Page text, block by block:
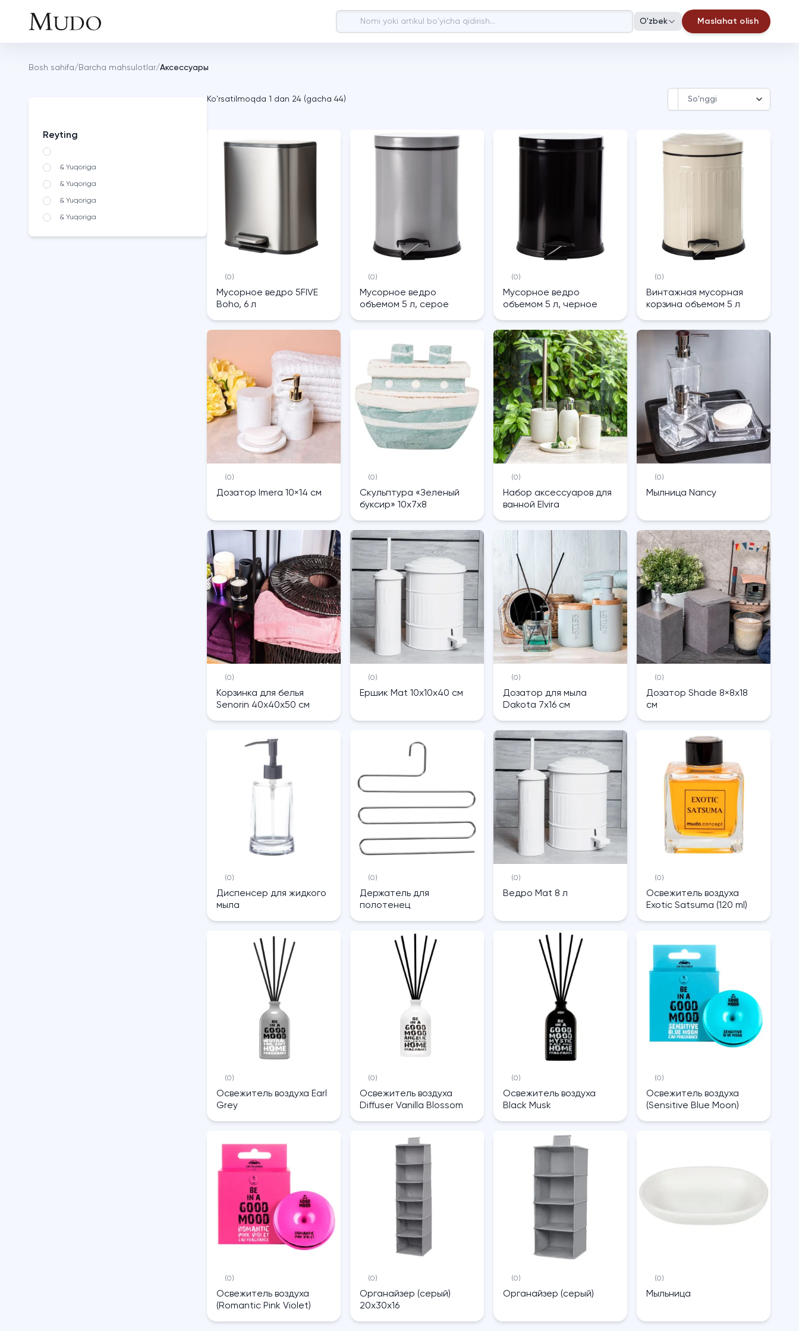
O'zbek Maslahat olish
Bosh sahifa/ Barcha mahsulotlar/Аксессуары
Reyting
& Yuqoriga
& Yuqoriga
& Yuqoriga
& Yuqoriga
Ko'rsatilmoqda 1 dan 24 (gacha 44)
(0)
Мусорное ведро 5FIVE
Boho, 6 л
(0)
Мусорное ведро
объемом 5 л, серое
(0)
Мусорное ведро
объемом 5 л, черное
(0)
Винтажная мусорная
корзина объемом 5 л
(0)
Дозатор Imera 10×14 см
(0)
Скульптура «Зеленый
буксир» 10x7x8
(0)
Набор аксессуаров для
ванной Elvira
(0)
Мылница Nancy
(0)
Корзинка для белья
Senorin 40х40х50 см
(0)
Ершик Mat 10х10х40 см
(0)
Дозатор для мыла
Dakota 7х16 см
(0)
Дозатор Shade 8×8х18
см
(0)
Диспенсер для жидкого
мыла
(0)
Держатель для
полотенец
(0)
Ведро Mat 8 л
(0)
Освежитель воздуха
Exotic Satsuma (120 ml)
(0)
Освежитель воздуха Earl
Grey
(0)
Освежитель воздуха
Diffuser Vanilla Blossom
(0)
Освежитель воздуха
Black Musk
(0)
Освежитель воздуха
(Sensitive Blue Moon)
(0)
Освежитель воздуха
(Romantic Pink Violet)
(0)
Органайзер (серый)
20х30х16
(0)
Органайзер (серый)
(0)
Мыльница